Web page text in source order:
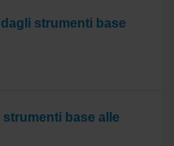
strumenti base
base alle